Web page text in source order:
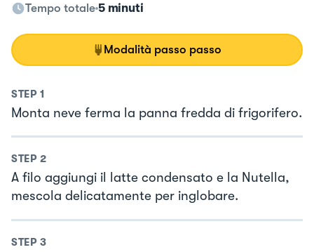
Tempo totale 5 minuti
Modalità passo passo
STEP 1
Monta neve ferma la panna fredda di frigorifero.
STEP 2
A filo aggiungi il latte condensato e la Nutella,
mescola delicatamente per inglobare.
STEP 3